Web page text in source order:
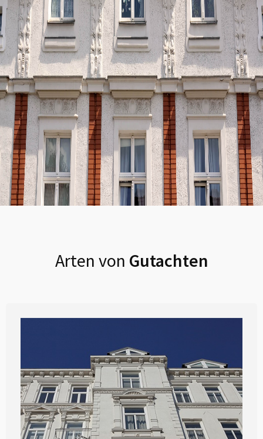
Arten von Gutachten